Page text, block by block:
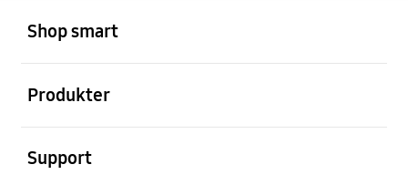
Shop smart
Produkter
Support